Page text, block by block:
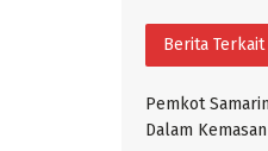
Berita Terkait
Pemkot
Dalam Kemasan